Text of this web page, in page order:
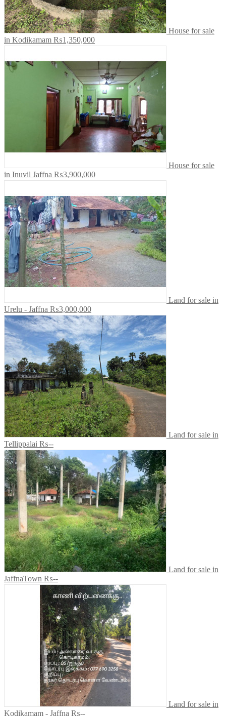
House for sale
in Kodikamam ₨1,350,000
House for sale
in Inuvil Jaffna ₨3,900,000
Land for sale in
Urelu - Jaffna ₨3,000,000
Land for sale in
Tellippalai ₨--
Land for sale in
JaffnaTown ₨--
Land for sale in
Kodikamam - Jaffna ₨--